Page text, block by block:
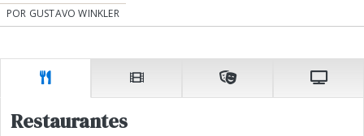
POR GUSTAVO WINKLER
Restaurantes